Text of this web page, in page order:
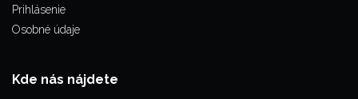
Prihlásenie
Osobné údaje
Kde nás nájdete